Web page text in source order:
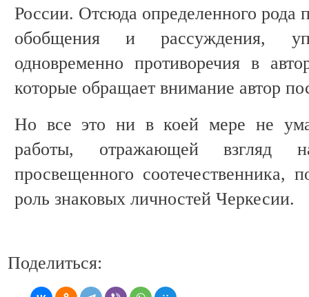
России. Отсюда определенного рода
обобщения и рассуждения,
одновременно противоречия в
которые обращает внимание автор
Но все это ни в коей мере не
работы, отражающей взгляд
просвещенного соотечественника,
роль знаковых личностей Черкесии.
Поделиться: